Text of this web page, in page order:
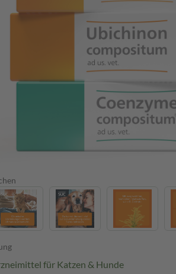
für Katzen & Hunde